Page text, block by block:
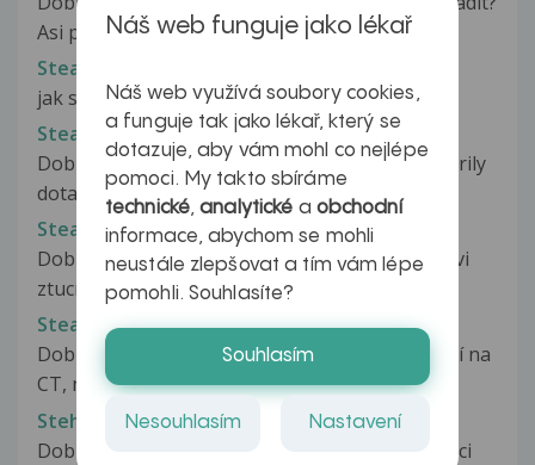
Asi před půl rokem mi zjistily...
Steatóza jater: Jak se zbavit ztučnění?
jak se zbavit ztučnělích jater
Steatóza pankreatu
Dobry den pane doktore, Mel bych na Vas zdvorily
dotaz, který se tyka me...
Steatóza slinivky
Dobry den, mohu se zeptat, zda se casem upravi
ztucnena slinivka ( pokud clovek...
Steatoza slinivky
Dobrý den, minulý týden je absolvoval vyšetření na
CT, na které jsem byl odeslán...
Steh
Dobrý den před rokem jsem podstoupila operaci
Náš web funguje jako lékař
Náš web využívá soubory cookies,
a funguje tak jako lékař, který se
dotazuje, aby vám mohl co nejlépe
pomoci. My takto sbíráme
technické,analytické a obchodní
informace, abychom se mohli
neustále zlepšovat a tím vám lépe
pomohli. Souhlasíte?
Souhlasím
Nesouhlasím Nastavení